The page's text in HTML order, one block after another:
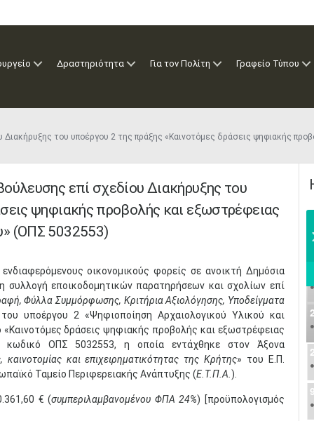
Δραστηριότητα Για τον Πολίτη Γραφείο Τύπου
του υποέργου 2 της πράξης «Καινοτόμες δράσεις ψηφιακής
επί σχεδίου Διακήρυξης του
ψηφιακής προβολής και εξωστρέφειας
(ΟΠΣ 5032553)
οικονομικούς φορείς σε ανοικτή Δημόσια
εποικοδομητικών παρατηρήσεων και σχολίων επί
Φύλλα Συμμόρφωσης, Κριτήρια Αξιολόγησης, Υποδείγματα
υποέργου 2 «Ψηφιοποίηση Αρχαιολογικού Υλικού και
δράσεις ψηφιακής προβολής και εξωστρέφειας
κωδικό ΟΠΣ 5032553, η οποία εντάχθηκε στον Άξονα
καινοτομίας και επιχειρηματικότητας της Κρήτης» του Ε.Π.
Ταμείο Περιφερειακής Ανάπτυξης (Ε.Τ.Π.Α. ).
€ (συμπεριλαμβανομένου ΦΠΑ 24%) [προϋπολογισμός